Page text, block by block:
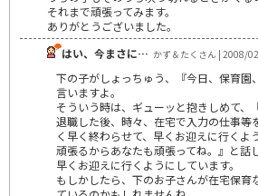
それまで頑張ってみます。
ありがとうございました。
はい、今まさに… かず＆たくさん | 2008/
下の子がしょっちゅう、『今日、保育園
言いますよ。
そういう時は、ギューッと抱きしめて、
退職した後、時々、在宅で入力の仕事等
く早く終わらせて、早くお迎えに行くよ
頑張るからあなたも頑張ってね。』と話
早くお迎えに行くようにしています。
もしかしたら、下のお子さんが在宅保育